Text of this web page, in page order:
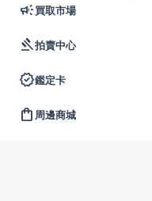
campaign買取市場
gavel拍賣中心
verified鑑定卡
shopping_bag 周邊商城